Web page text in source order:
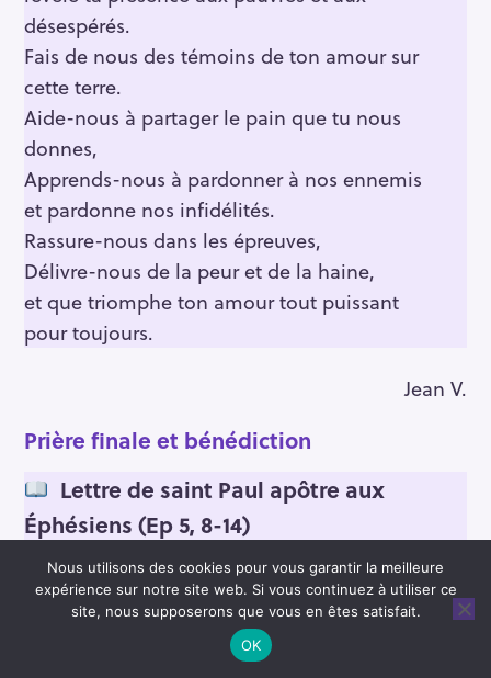
désespérés.
Fais de nous des témoins de ton amour sur
cette terre.
Aide-nous à partager le pain que tu nous
donnes,
Apprends-nous à pardonner à nos ennemis
et pardonne nos infidélités.
Rassure-nous dans les épreuves,
Délivre-nous de la peur et de la haine,
et que triomphe ton amour tout puissant
pour toujours.
Jean V.
Prière finale et bénédiction
Lettre de saint Paul apôtre aux
Éphésiens (Ep 5, 8-14)
Frères, autrefois, vous étiez ténèbres ;
maintenant, dans le Seigneur, vous êtes
lumière ; conduisez-vous comme des
enfants de lumière or la lumière a pour fruit
Nous utilisons des cookies pour vous garantir la meilleure
expérience sur notre site web. Si vous continuez à utiliser ce
site, nous supposerons que vous en êtes satisfait.
OK